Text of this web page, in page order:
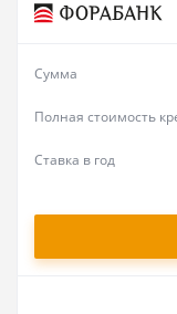
Сумма
Полная стоимость
Ставка в год